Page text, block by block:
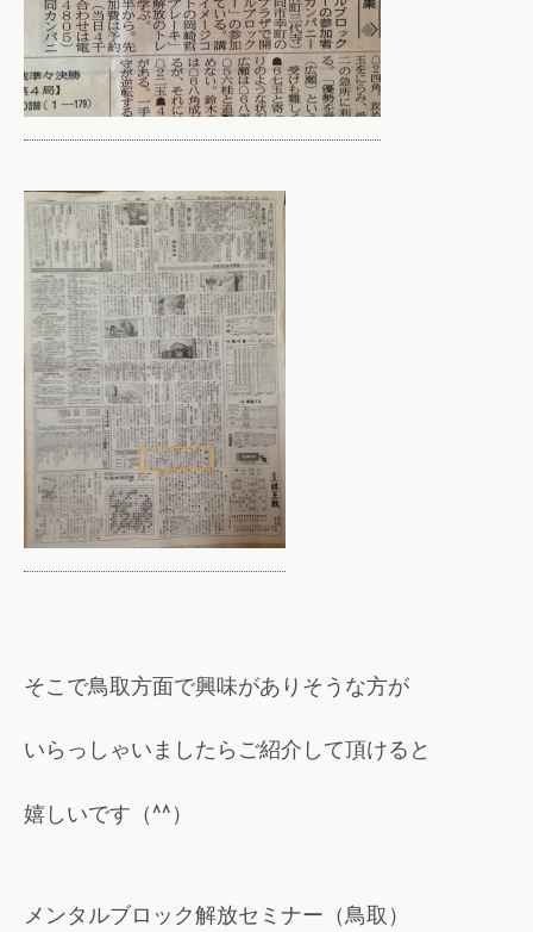
そこで鳥取方面で興味がありそうな方が
いらっしゃいましたらご紹介して頂けると
嬉しいです（^^）
メンタルブロック解放セミナー（鳥取）